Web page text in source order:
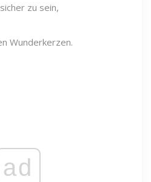
zu sein,
Wunderkerzen.
ad